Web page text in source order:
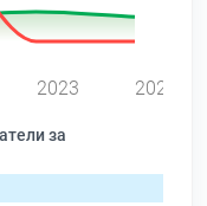
2023 2024
за